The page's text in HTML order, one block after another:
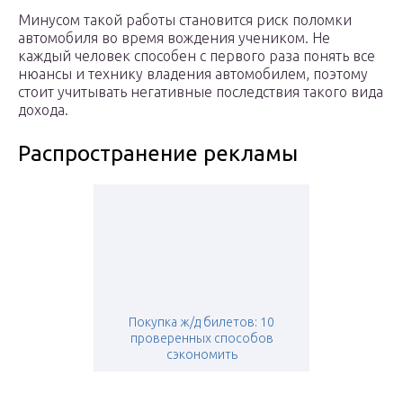
Минусом такой работы становится риск поломки
автомобиля во время вождения учеником. Не
каждый человек способен с первого раза понять все
нюансы и технику владения автомобилем, поэтому
стоит учитывать негативные последствия такого вида
дохода.
Распространение рекламы
Покупка ж/д билетов: 10
проверенных способов
сэкономить